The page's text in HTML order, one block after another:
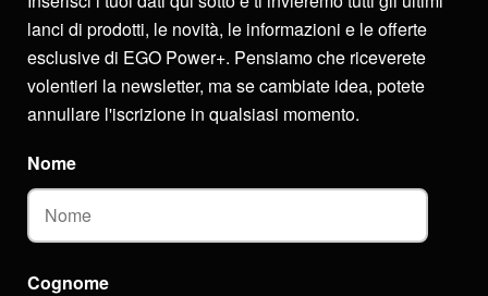
lanci di prodotti, le novità, le informazioni e le offerte
esclusive di EGO Power+. Pensiamo che riceverete
volentieri la newsletter, ma se cambiate idea, potete
annullare l'iscrizione in qualsiasi momento.
Nome
Cognome